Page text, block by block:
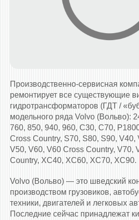
Производственно-сервисная
ремонтирует все существующие
гидротрансформаторов (ГДТ /
модельного ряда Volvo (Вольво):
760, 850, 940, 960, C30, C70,
Cross Country, S70, S80, S90, V40,
V50, V60, V60 Cross Country, V70,
Country, XC40, XC60, XC70, XC90.
Volvo (Вольво) — это шведский
производством грузовиков,
техники, двигателей и легковых
Последние сейчас принадлежат